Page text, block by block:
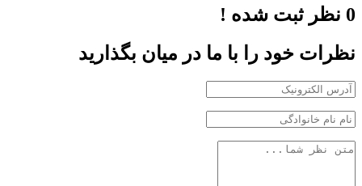
0 نظر ثبت شده !
نظرات خود را با ما در میان بگذارید